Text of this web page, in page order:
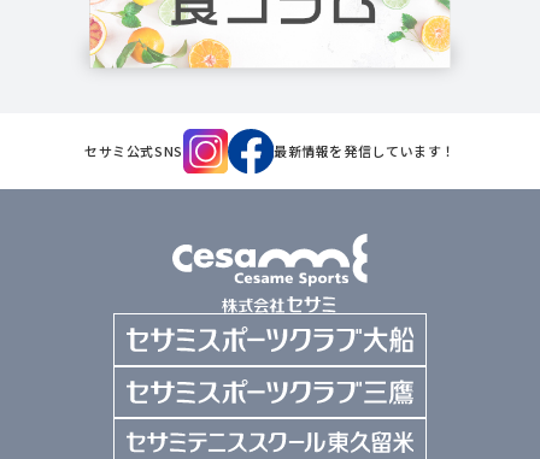
セサミ公式SNS 最新情報を発信しています！